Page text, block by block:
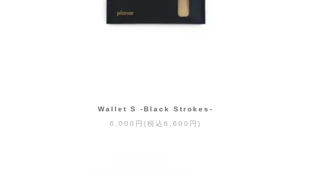
Wallet S -Black Strokes-
6,000円(税込6,600円)